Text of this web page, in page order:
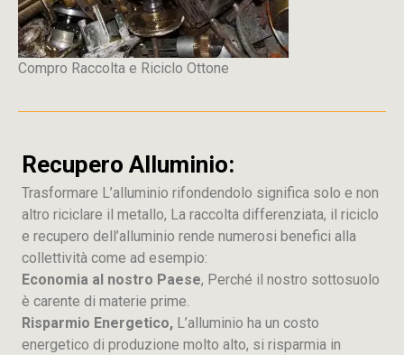
Compro Raccolta e Riciclo Ottone
Recupero Alluminio:
Trasformare L’alluminio rifondendolo significa solo e non
altro riciclare il metallo, La raccolta differenziata, il riciclo
e recupero dell’alluminio rende numerosi benefici alla
collettività come ad esempio:
Economia al nostro Paese, Perché il nostro sottosuolo
è carente di materie prime.
Risparmio Energetico, L’alluminio ha un costo
energetico di produzione molto alto, si risparmia in